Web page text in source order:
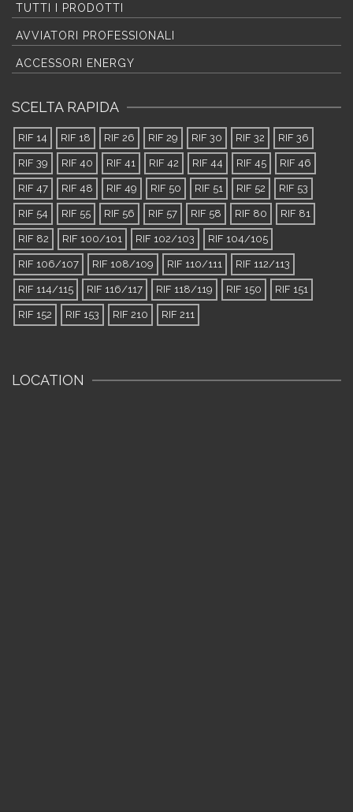
TUTTI I PRODOTTI
AVVIATORI PROFESSIONALI
ACCESSORI ENERGY
SCELTA RAPIDA
RIF 14 RIF 18 RIF 26 RIF 29 RIF 30 RIF 32 RIF 36
RIF 39 RIF 40 RIF 41 RIF 42 RIF 44 RIF 45 RIF 46
RIF 47 RIF 48 RIF 49 RIF 50 RIF 51 RIF 52 RIF 53
RIF 54 RIF 55 RIF 56 RIF 57 RIF 58 RIF 80 RIF 81
RIF 82 RIF 100/101 RIF 102/103 RIF 104/105
RIF 106/107 RIF 108/109 RIF 110/111 RIF 112/113
RIF 114/115 RIF 116/117 RIF 118/119 RIF 150 RIF 151
RIF 152 RIF 153 RIF 210 RIF 211
LOCATION